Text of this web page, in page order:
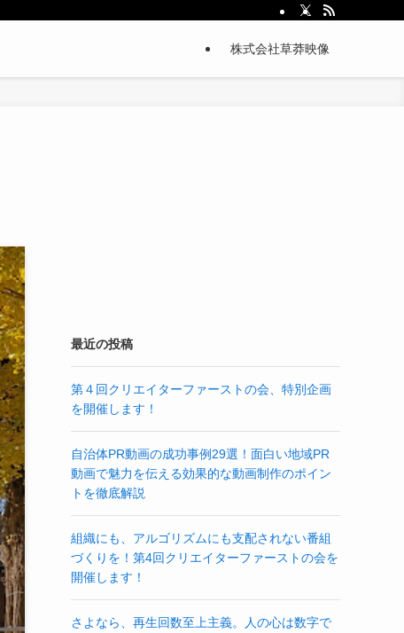
株式会社草莽映像
最近の投稿
第４回クリエイターファーストの会、特別企画
を開催します！
自治体PR動画の成功事例29選！面白い地域PR
動画で魅力を伝える効果的な動画制作のポイン
トを徹底解説
組織にも、アルゴリズムにも支配されない番組
づくりを！第4回クリエイターファーストの会を
開催します！
さよなら、再生回数至上主義。人の心は数字で